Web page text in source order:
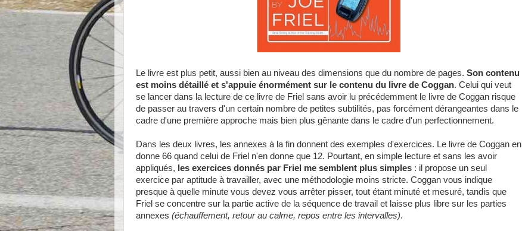
Le livre est plus petit, aussi bien au niveau des dimensions que du nombre de pages. Son contenu
est moins détaillé et s'appuie énormément sur le contenu du livre de Coggan. Celui qui veut
se lancer dans la lecture de ce livre de Friel sans avoir lu précédemment le livre de Coggan risque
de passer au travers d'un certain nombre de petites subtilités, pas forcément dérangeantes dans le
cadre d'une première approche mais bien plus gênante dans le cadre d'un perfectionnement.
Dans les deux livres, les annexes à la fin donnent des exemples d'exercices. Le livre de Coggan en
donne 66 quand celui de Friel n'en donne que 12. Pourtant, en simple lecture et sans les avoir
appliqués, les exercices donnés par Friel me semblent plus simples : il propose un seul
exercice par aptitude à travailler, avec une méthodologie moins stricte. Coggan vous indique
presque à quelle minute vous devez vous arrêter pisser, tout étant minuté et mesuré, tandis que
Friel se concentre sur la partie active de la séquence de travail et laisse plus libre sur les parties
annexes (échauffement, retour au calme, repos entre les intervalles).